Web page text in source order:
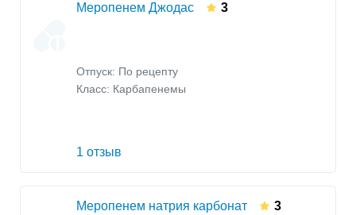
Меропенем Джодас 3
Отпуск: По рецепту
Класс: Карбапенемы
1 отзыв
Меропенем натрия карбонат 3